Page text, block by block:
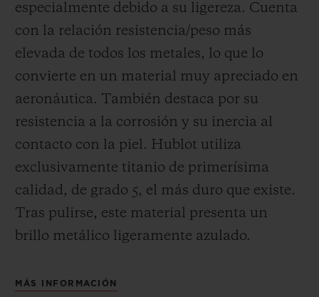
especialmente debido a su ligereza. Cuenta
con la relación resistencia/peso más
elevada de todos los metales, lo que lo
convierte en un material muy apreciado en
aeronáutica. También destaca por su
resistencia a la corrosión y su inercia al
contacto con la piel. Hublot utiliza
exclusivamente titanio de primerísima
calidad, de grado 5, el más duro que existe.
Tras pulirse, este material presenta un
brillo metálico ligeramente azulado.
MÁS INFORMACIÓN